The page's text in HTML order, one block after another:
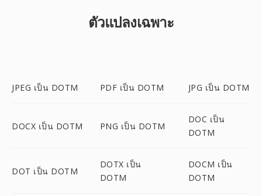
ตัวแปลงเฉพาะ
JPEG เป็น DOTM PDF เป็น DOTM JPG เป็น DOTM
DOCX เป็น DOTM PNG เป็น DOTM
DOC เป็น
DOTM
DOT เป็น DOTM
DOTX เป็น
DOTM
DOCM เป็น
DOTM